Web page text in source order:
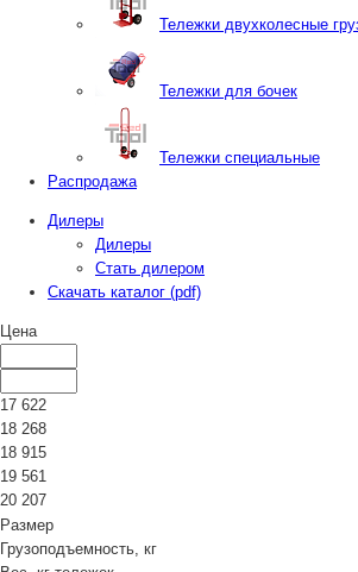
Тележки двухколесные
Тележки для бочек
Тележки специальные
Распродажа
Дилеры
Дилеры
Стать дилером
Скачать каталог (pdf)
Цена
17 622
18 268
18 915
19 561
20 207
Размер
Грузоподъемность, кг